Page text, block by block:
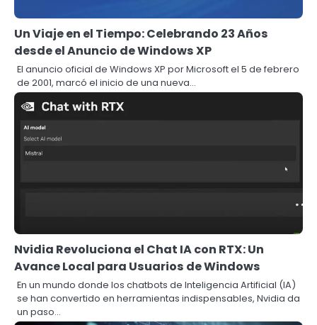
Un Viaje en el Tiempo: Celebrando 23 Años
desde el Anuncio de Windows XP
El anuncio oficial de Windows XP por Microsoft el 5 de febrero
de 2001, marcó el inicio de una nueva…
Nvidia Revoluciona el Chat IA con RTX: Un
Avance Local para Usuarios de Windows
En un mundo donde los chatbots de Inteligencia Artificial (IA)
se han convertido en herramientas indispensables, Nvidia da
un paso…